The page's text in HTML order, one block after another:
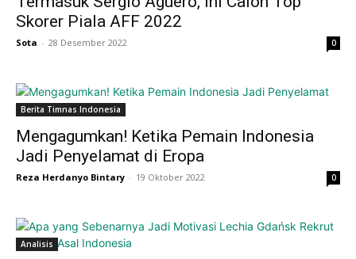
Skorer Piala AFF 2022
Sota - 28 Desember 2022 0
Berita Timnas Indonesia
Mengagumkan! Ketika Pemain Indonesia
Jadi Penyelamat di Eropa
Reza Herdanyo Bintary - 19 Oktober 2022 0
Analisis